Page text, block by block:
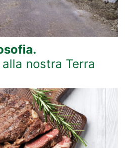
nostra Terra